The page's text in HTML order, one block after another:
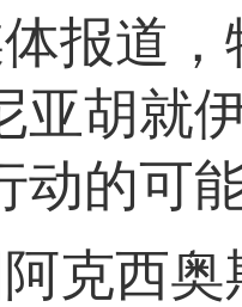
报道
亚胡就
动的可
克西